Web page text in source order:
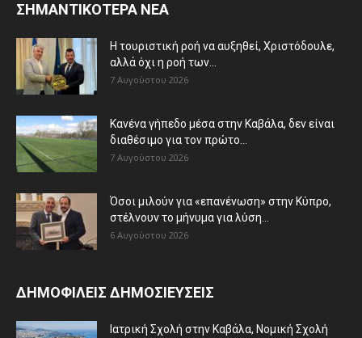
ΣΗΜΑΝΤΙΚΟΤΕΡΑ ΝΕΑ
Η τουριστική ροή να αυξηθεί, Χριστόδουλε,
αλλά όχι η ροή των...
7 Αυγούστου 2026
Κανένα γήπεδο μέσα στην Καβάλα, δεν είναι
διαθέσιμο για τον πρώτο...
7 Αυγούστου 2026
Όσοι μιλούν για «επανένωση» στην Κύπρο,
στέλνουν το μήνυμα για λύση...
6 Αυγούστου 2026
ΔΗΜΟΦΙΛΕΙΣ ΔΗΜΟΣΙΕΥΣΕΙΣ
Ιατρική Σχολή στην Καβάλα, Νομική Σχολή